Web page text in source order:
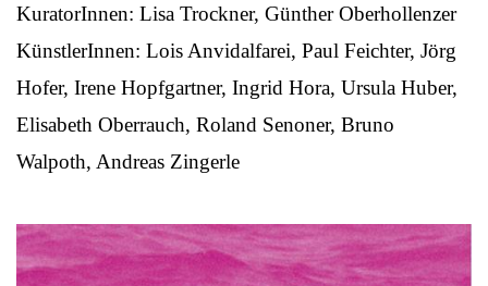
KuratorInnen: Lisa Trockner, Günther Oberhollenzer
KünstlerInnen: Lois Anvidalfarei, Paul Feichter, Jörg
Hofer, Irene Hopfgartner, Ingrid Hora, Ursula Huber,
Elisabeth Oberrauch, Roland Senoner, Bruno
Walpoth, Andreas Zingerle